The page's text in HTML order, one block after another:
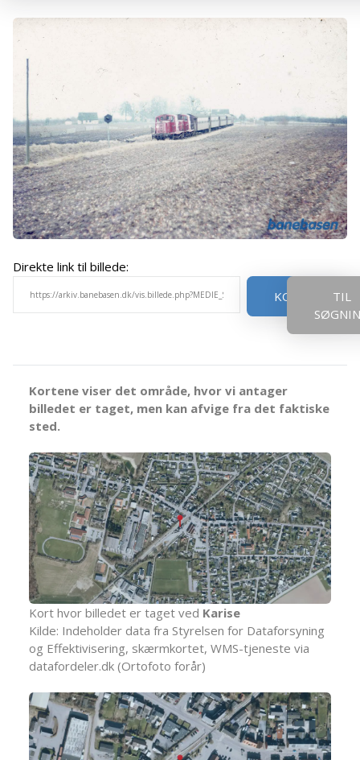
Direkte link til billede:
KOPIER
TIL
Kortene viser det område, hvor vi antager
billedet er taget, men kan afvige fra det faktiske
sted.
Kort hvor billedet er taget ved Karise
Kilde: Indeholder data fra Styrelsen for Dataforsyning
og Effektivisering, skærmkortet, WMS-tjeneste via
datafordeler.dk (Ortofoto forår)